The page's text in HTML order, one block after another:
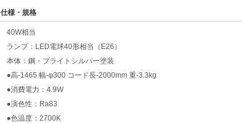
仕様・規格
40W相当
ランプ：LED電球40形相当（E26）
本体：鋼・ブライトシルバー塗装
●高-1465 幅-φ300 コード長-2000mm 重-3.3kg
●消費電力：4.9W
●演色性：Ra83
●色温度：2700K